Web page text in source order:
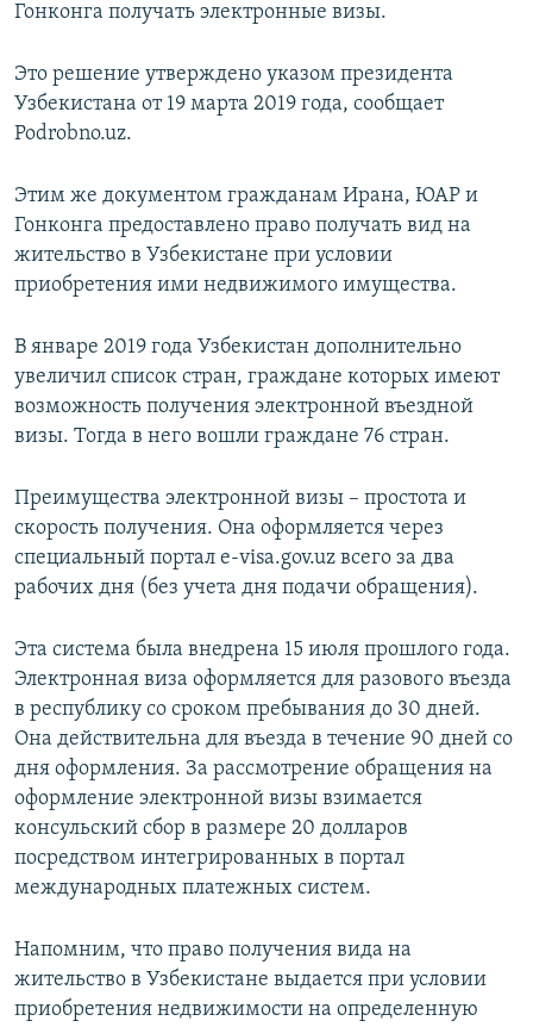
Гонконга получать электронные визы.
Это решение утверждено указом президента
Узбекистана от 19 марта 2019 года, сообщает
Podrobno.uz.
Этим же документом гражданам Ирана, ЮАР и
Гонконга предоставлено право получать вид на
жительство в Узбекистане при условии
приобретения ими недвижимого имущества.
В январе 2019 года Узбекистан дополнительно
увеличил список стран, граждане которых имеют
возможность получения электронной въездной
визы. Тогда в него вошли граждане 76 стран.
Преимущества электронной визы – простота и
скорость получения. Она оформляется через
специальный портал e-visa.gov.uz всего за два
рабочих дня (без учета дня подачи обращения).
Эта система была внедрена 15 июля прошлого года.
Электронная виза оформляется для разового въезда
в республику со сроком пребывания до 30 дней.
Она действительна для въезда в течение 90 дней со
дня оформления. За рассмотрение обращения на
оформление электронной визы взимается
консульский сбор в размере 20 долларов
посредством интегрированных в портал
международных платежных систем.
Напомним, что право получения вида на
жительство в Узбекистане выдается при условии
приобретения недвижимости на определенную